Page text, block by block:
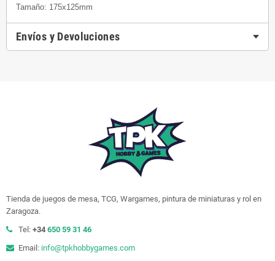
Tamaño: 175x125mm
Envíos y Devoluciones
Tienda de juegos de mesa, TCG, Wargames, pintura de miniaturas y rol en
Zaragoza.
Tel: +34 650 59 31 46
Email: info@tpkhobbygames.com